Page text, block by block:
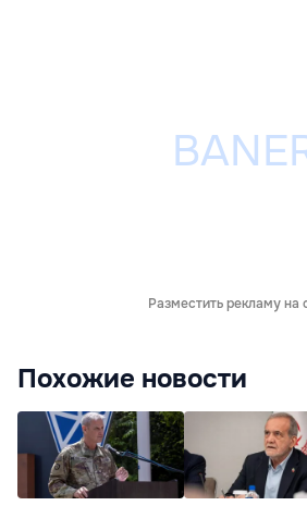
Разместить рекламу на
Похожие новости